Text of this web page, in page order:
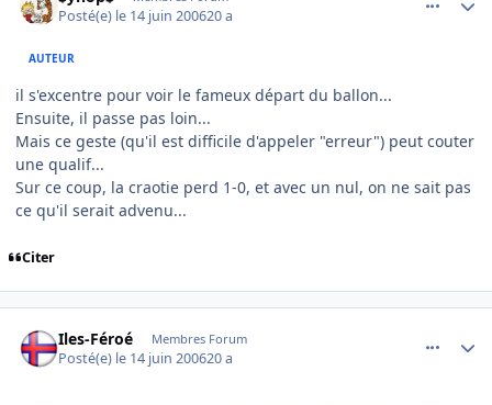
Posté(e) le 14 juin 200620 a
AUTEUR
il s'excentre pour voir le fameux départ du ballon...
Ensuite, il passe pas loin...
Mais ce geste (qu'il est difficile d'appeler "erreur") peut couter
une qualif...
Sur ce coup, la craotie perd 1-0, et avec un nul, on ne sait pas
ce qu'il serait advenu...
Citer
Iles-Féroé Membres Forum
Posté(e) le 14 juin 200620 a